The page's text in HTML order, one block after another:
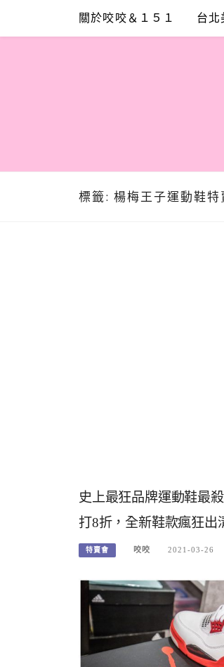
content
關於咬咬＆１５１ 台北
標籤: 楊梅王子運動鞋特
史上最狂品牌運動鞋最
打8折，全新鞋款瘋狂出
特賣會 咬咬 2021-03-26